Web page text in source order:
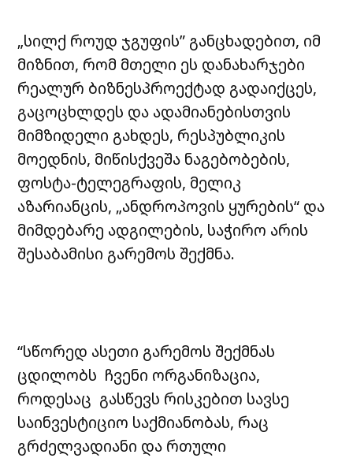
„სილქ როუდ ჯგუფის” განცხადებით, იმ
მიზნით, რომ მთელი ეს დანახარჯები
რეალურ ბიზნესპროექტად გადაიქცეს,
გაცოცხლდეს და ადამიანებისთვის
მიმზიდელი გახდეს, რესპუბლიკის
მოედნის, მიწისქვეშა ნაგებობების,
ფოსტა-ტელეგრაფის, მელიკ
აზარიანცის, „ანდროპოვის ყურების“ და
მიმდებარე ადგილების, საჭირო არის
შესაბამისი გარემოს შექმნა.
“სწორედ ასეთი გარემოს შექმნას
ცდილობს ჩვენი ორგანიზაცია,
როდესაც გასწევს რისკებით სავსე
საინვესტიციო საქმიანობას, რაც
გრძელვადიანი და რთული